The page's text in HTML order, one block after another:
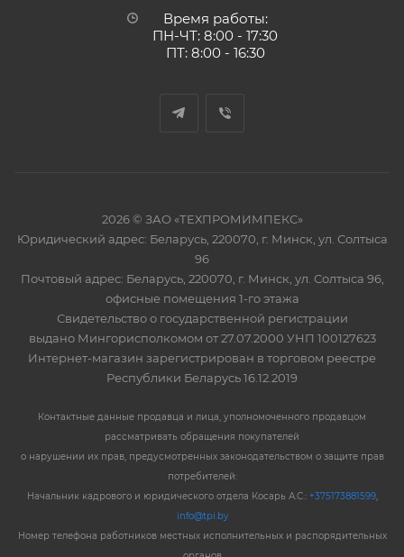
Время работы:
ПН-ЧТ: 8:00 - 17:30
ПТ: 8:00 - 16:30
2026 © ЗАО «ТЕХПРОМИМПЕКС»
Юридический адрес: Беларусь, 220070, г. Минск, ул. Солтыса
96
Почтовый адрес: Беларусь, 220070, г. Минск, ул. Солтыса 96,
офисные помещения 1-го этажа
Свидетельство о государственной регистрации
выдано Мингорисполкомом от 27.07.2000 УНП 100127623
Интернет-магазин зарегистрирован в торговом реестре
Республики Беларусь 16.12.2019
Контактные данные продавца и лица, уполномоченного продавцом
рассматривать обращения покупателей
о нарушении их прав, предусмотренных законодательством о защите прав
потребителей:
Начальник кадрового и юридического отдела Косарь А.С.: +375173881599,
info@tpi.by
Номер телефона работников местных исполнительных и распорядительных